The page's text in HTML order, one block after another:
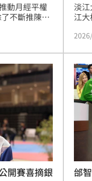
季澄清湖首勝
失土收復 23:07
杖 隔天能跳 23:07
逮補聲押禁見 23:05
後躲深山21年 22:55
二戰場」成形 22:54
身抽搐送醫
動月經平權
不斷推陳出
生理教育推
今已逾2.6萬
運國手羅嘉
教育講座，
助學生打破
淡
江
跑活
拳
（
開賽喜摘銀 邰